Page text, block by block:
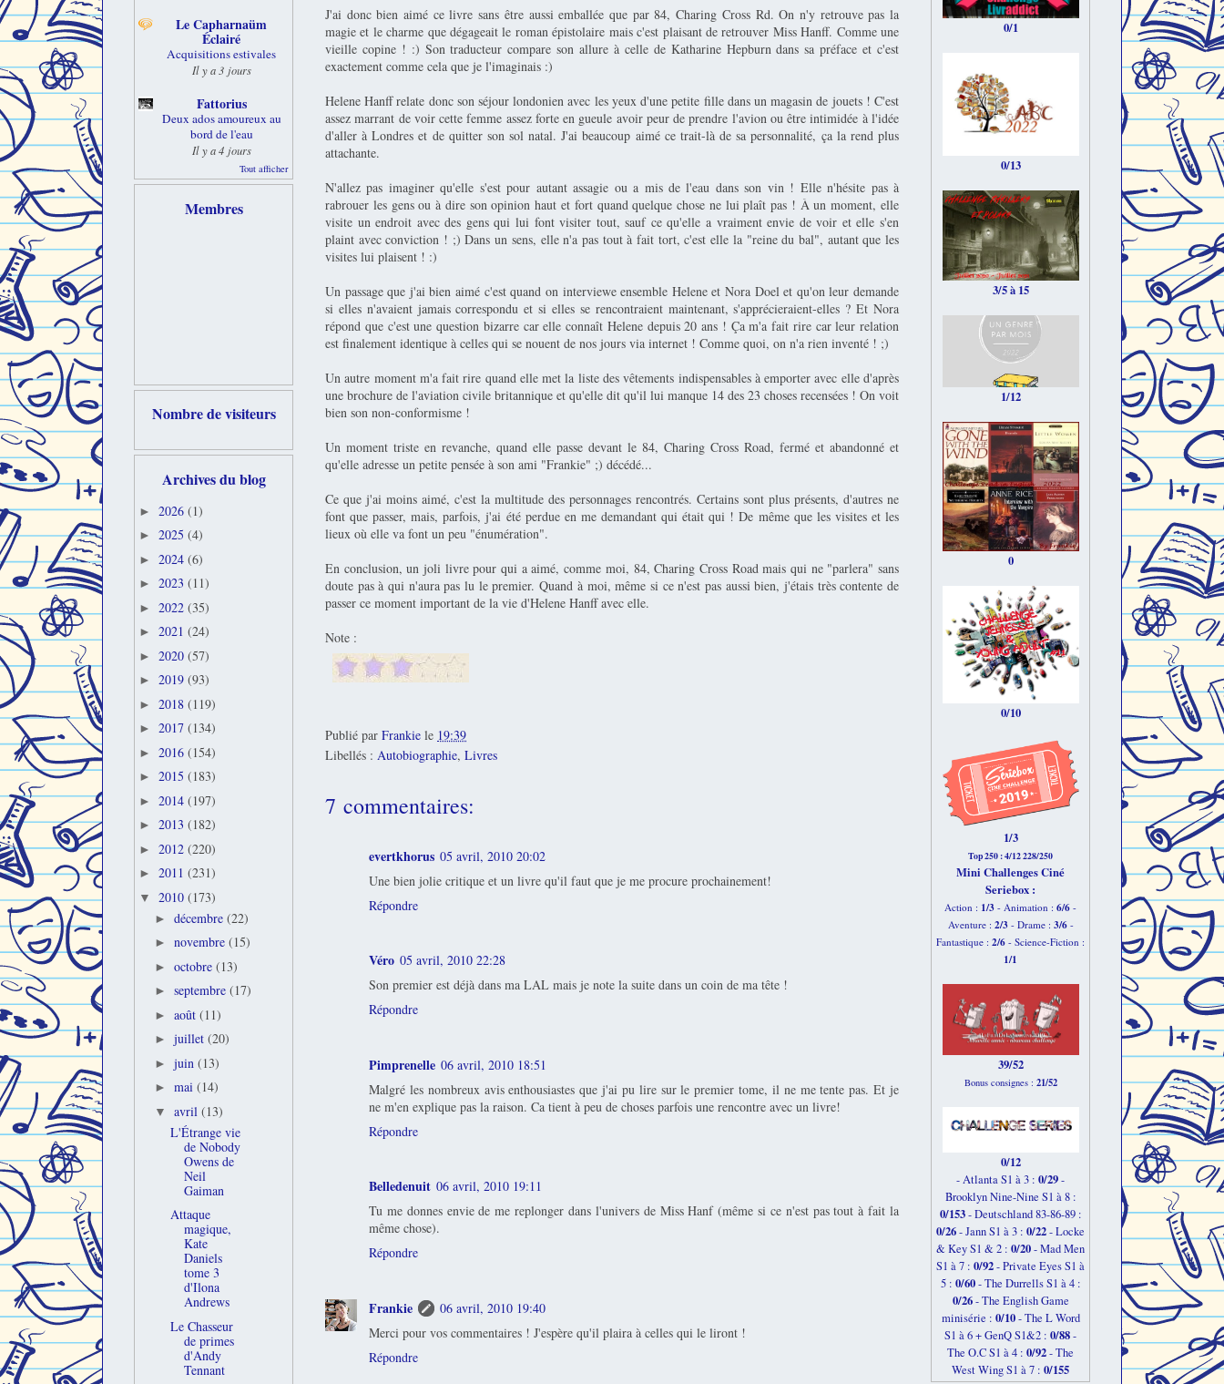
J'ai donc bien aimé ce livre sans être aussi emballée que par 84, Charing Cross Rd. On n'y retrouve pas la
magie et le charme que dégageait le roman épistolaire mais c'est plaisant de retrouver Miss Hanff. Comme une
vieille copine ! :) Son traducteur compare son allure à celle de Katharine Hepburn dans sa préface et c'est
exactement comme cela que je l'imaginais :)
Helene Hanff relate donc son séjour londonien avec les yeux d'une petite fille dans un magasin de jouets ! C'est
assez marrant de voir cette femme assez forte en gueule avoir peur de prendre l'avion ou être intimidée à l'idée
d'aller à Londres et de quitter son sol natal. J'ai beaucoup aimé ce trait-là de sa personnalité, ça la rend plus
attachante.
N'allez pas imaginer qu'elle s'est pour autant assagie ou a mis de l'eau dans son vin ! Elle n'hésite pas à
rabrouer les gens ou à dire son opinion haut et fort quand quelque chose ne lui plaît pas ! À un moment, elle
visite un endroit avec des gens qui lui font visiter tout, sauf ce qu'elle a vraiment envie de voir et elle s'en
plaint avec conviction ! ;) Dans un sens, elle n'a pas tout à fait tort, c'est elle la "reine du bal", autant que les
visites lui plaisent ! :)
Un passage que j'ai bien aimé c'est quand on interviewe ensemble Helene et Nora Doel et qu'on leur demande
si elles n'avaient jamais correspondu et si elles se rencontraient maintenant, s'apprécieraient-elles ? Et Nora
répond que c'est une question bizarre car elle connaît Helene depuis 20 ans ! Ça m'a fait rire car leur relation
est finalement identique à celles qui se nouent de nos jours via internet ! Comme quoi, on n'a rien inventé ! ;)
Un autre moment m'a fait rire quand elle met la liste des vêtements indispensables à emporter avec elle d'après
une brochure de l'aviation civile britannique et qu'elle dit qu'il lui manque 14 des 23 choses recensées ! On voit
bien son non-conformisme !
Un moment triste en revanche, quand elle passe devant le 84, Charing Cross Road, fermé et abandonné et
qu'elle adresse un petite pensée à son ami "Frankie" ;) décédé...
Ce que j'ai moins aimé, c'est la multitude des personnages rencontrés. Certains sont plus présents, d'autres ne
font que passer, mais, parfois, j'ai été perdue en me demandant qui était qui ! De même que les visites et les
lieux où elle va font un peu "énumération".
En conclusion, un joli livre pour qui a aimé, comme moi, 84, Charing Cross Road mais qui ne "parlera" sans
doute pas à qui n'aura pas lu le premier. Quand à moi, même si ce n'est pas aussi bien, j'étais très contente de
passer ce moment important de la vie d'Helene Hanff avec elle.
Note :
Publié par Frankie le 19:39
Libellés : Autobiographie, Livres
7 commentaires:
evertkhorus 05 avril, 2010 20:02
Une bien jolie critique et un livre qu'il faut que je me procure prochainement!
Répondre
Véro 05 avril, 2010 22:28
Son premier est déjà dans ma LAL mais je note la suite dans un coin de ma tête !
Répondre
Pimprenelle 06 avril, 2010 18:51
Malgré les nombreux avis enthousiastes que j'ai pu lire sur le premier tome, il ne me tente pas. Et je
ne m'en explique pas la raison. Ca tient à peu de choses parfois une rencontre avec un livre!
Répondre
Belledenuit 06 avril, 2010 19:11
Tu me donnes envie de me replonger dans l'univers de Miss Hanf (même si ce n'est pas tout à fait la
même chose).
Répondre
Frankie
06 avril, 2010 19:40
Merci pour vos commentaires ! J'espère qu'il plaira à celles qui le liront !
Répondre
Le Capharnaüm
Éclairé
Acquisitions estivales
Il y a 3 jours
Fattorius
Deux ados amoureux au
bord de l'eau
Il y a 4 jours
Tout afficher
Membres
Nombre de visiteurs
Archives du blog
► 2026 (1)
► 2025 (4)
► 2024 (6)
► 2023 (11)
► 2022 (35)
► 2021 (24)
► 2020 (57)
► 2019 (93)
► 2018 (119)
► 2017 (134)
► 2016 (154)
► 2015 (183)
► 2014 (197)
► 2013 (182)
► 2012 (220)
► 2011 (231)
▼ 2010 (173)
► décembre (22)
► novembre (15)
► octobre (13)
► septembre (17)
► août (11)
► juillet (20)
► juin (13)
► mai (14)
▼ avril (13)
L'Étrange vie
de Nobody
Owens de
Neil
Gaiman
Attaque
magique,
Kate
Daniels
tome 3
d'Ilona
Andrews
Le Chasseur
de primes
d'Andy
Tennant
0/1
0/13
3/5 à 15
1/12
0
0/10
1/3
Top 250 : 4/12 228/250
Mini Challenges Ciné
Seriebox :
Action : 1/3 - Animation : 6/6 -
Aventure : 2/3- Drame : 3/6-
Fantastique : 2/6 - Science-Fiction :
1/1
39/52
Bonus consignes : 21/52
0/12
- Atlanta S1 à 3 : 0/29-
Brooklyn Nine-Nine S1 à 8 :
0/153- Deutschland 83-86-89 :
0/26-Jann S1 à 3 : 0/22- Locke
& Key S1 & 2 : 0/20- Mad Men
S1 à 7 : 0/92- Private Eyes S1 à
5 : 0/60- The Durrells S1 à 4 :
0/26- The English Game
minisérie : 0/10- The L Word
S1 à 6 + GenQ S1&2 : 0/88-
The O.C S1 à 4 : 0/92- The
West Wing S1 à 7 : 0/155